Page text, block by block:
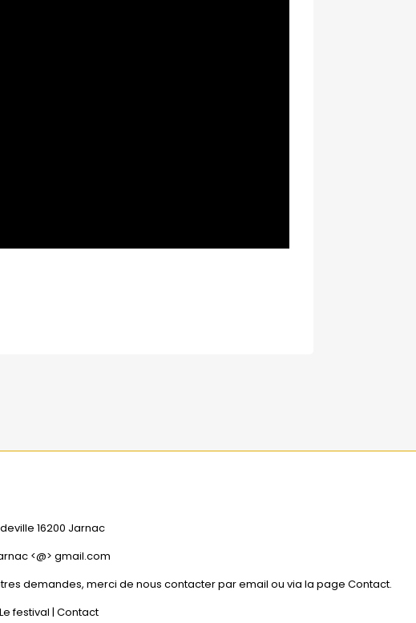
16200 Jarnac
<@> gmail.com
demandes, merci de nous contacter par email ou via la page Contact.
Le festival | Contact